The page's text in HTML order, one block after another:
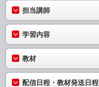
担当講師
学習内容
教材
配信日程・教材発送日程